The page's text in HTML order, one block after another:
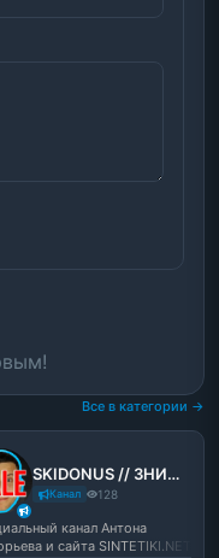
Все в категории →
SKIDONUS // ЗНИЖКИ від Алішки // sintetiki.net
Канал 128
канал Антона
и сайта SINTETIKI.NET